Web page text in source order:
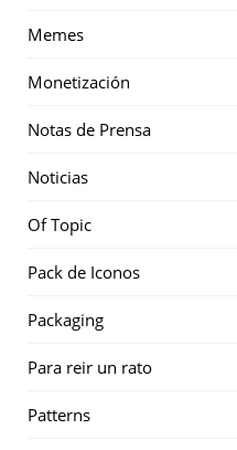
Memes
Monetización
Notas de Prensa
Noticias
Of Topic
Pack de Iconos
Packaging
Para reir un rato
Patterns